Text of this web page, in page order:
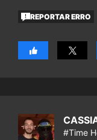
REPORTAR ERRO
#Time